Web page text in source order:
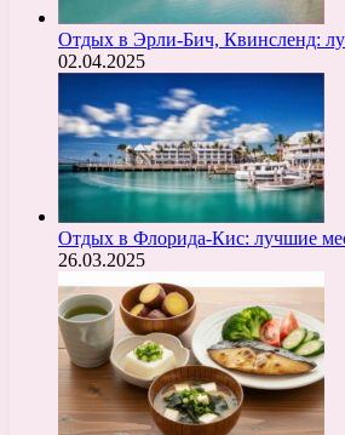
Отдых в Эрли-Бич, Квинсленд:
02.04.2025
Отдых в Флорида-Кис: лучшие
26.03.2025